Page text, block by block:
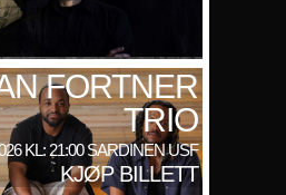
FORTNER
TRIO
KL: 21:00 SARDINEN USF
KJØP BILLETT